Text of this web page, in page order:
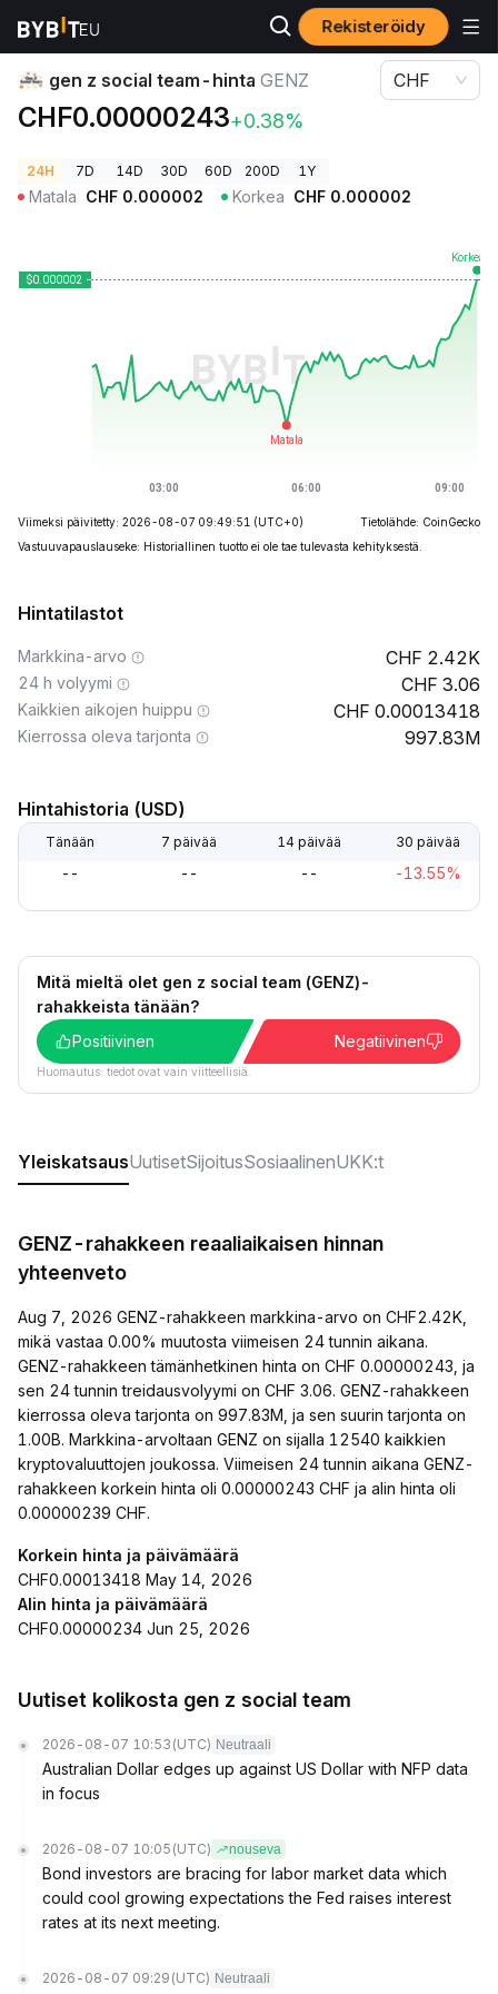
Rekisteröidy
Kryptohinnat gen z social team-hinta GENZ
gen z social team-hinta GENZ
CHF0.00000243+0.38%
CHF
24H 7D 14D 30D 60D 200D 1Y
Matala CHF 0.000002 Korkea CHF 0.000002
Viimeksi päivitetty: 2026-08-07 09:49:51 (UTC+0)
Tietolähde: CoinGecko
Vastuuvapauslauseke: Historiallinen tuotto ei ole tae tulevasta kehityksestä.
Hintatilastot
Markkina-arvo 2.42K
24 h volyymi 3.06
Kaikkien aikojen huippu 0.00013418
Kierrossa oleva tarjonta 997.83M
Hintahistoria (USD)
Tänään 7 päivää 14 päivää 30 päivää
-- -- -- -13.55%
Mitä mieltä olet gen z social team (GENZ)-
rahakkeista tänään?
Positiivinen
Negatiivinen
Huomautus: tiedot ovat vain viitteellisiä.
YleiskatsausUutisetSijoitusSosiaalinenUKK:t
GENZ-rahakkeen reaaliaikaisen hinnan
yhteenveto
Aug 7, 2026 GENZ-rahakkeen markkina-arvo on CHF2.42K,
mikä vastaa 0.00% muutosta viimeisen 24 tunnin aikana.
GENZ-rahakkeen tämänhetkinen hinta on CHF 0.00000243, ja
sen 24 tunnin treidausvolyymi on CHF 3.06. GENZ-rahakkeen
kierrossa oleva tarjonta on 997.83M, ja sen suurin tarjonta on
1.00B. Markkina-arvoltaan GENZ on sijalla 12540 kaikkien
kryptovaluuttojen joukossa. Viimeisen 24 tunnin aikana GENZ-
rahakkeen korkein hinta oli 0.00000243 CHF ja alin hinta oli
0.00000239 CHF.
Korkein hinta ja päivämäärä
CHF0.00013418 May 14, 2026
Alin hinta ja päivämäärä
CHF0.00000234 Jun 25, 2026
Uutiset kolikosta gen z social team
2026-08-07 10:53 (UTC) Neutraali
Australian Dollar edges up against US Dollar with NFP data
in focus
2026-08-07 10:05 (UTC) nouseva
Bond investors are bracing for labor market data which
could cool growing expectations the Fed raises interest
rates at its next meeting.
2026-08-07 09:29 (UTC) Neutraali